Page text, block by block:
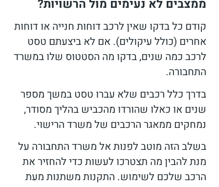
ממצבים לא נעימים מול הרשויות?
קודם כל בדקו שאין לרכב דוחות חנייה או דוחות
אחרים (כולל עיקולים). אם לא ביצעתם טסט
לרכב כמה שנים, בדקו מה הסטטוס שלו במשרד
התחבורה.
בדרך כלל רכבים שלא עברו טסט במשך מספר
שנים או כאלו שהורדו מהכביש בהליך מסודר,
נמחקים ממאגר הרכבים של משרד הרישוי.
בשלב הזה מוטב לפנות אל משרד התחבורה על
מנת להבין מה תצטרכו לעשות כדי להחזיר את
הרכב שלכם לשימוש. התקנות משתנות מעת